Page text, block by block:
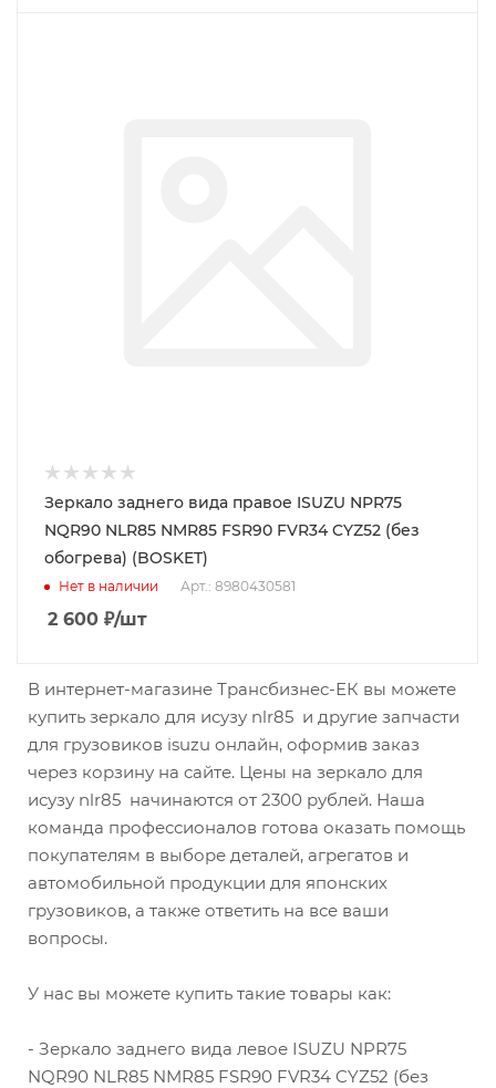
Зеркало заднего вида правое ISUZU NPR75
NQR90 NLR85 NMR85 FSR90 FVR34 CYZ52 (без
обогрева) (BOSKET)
Нет в наличии Арт.: 8980430581
2 600 ₽/шт
В интернет-магазине Трансбизнес-ЕК вы можете
купить зеркало для исузу nlr85 и другие запчасти
для грузовиков isuzu онлайн, оформив заказ
через корзину на сайте. Цены на зеркало для
исузу nlr85 начинаются от 2300 рублей. Наша
команда профессионалов готова оказать помощь
покупателям в выборе деталей, агрегатов и
автомобильной продукции для японских
грузовиков, а также ответить на все ваши
вопросы.
У нас вы можете купить такие товары как:
- Зеркало заднего вида левое ISUZU NPR75
NQR90 NLR85 NMR85 FSR90 FVR34 CYZ52 (без